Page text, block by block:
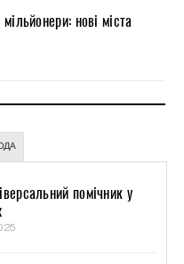
нові міста
помічник у